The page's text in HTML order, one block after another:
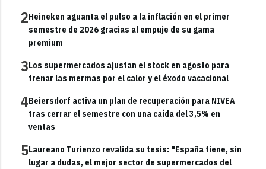
2Heineken aguanta el pulso a la inflación en el primer
semestre de 2026 gracias al empuje de su gama
premium
3Los supermercados ajustan el stock en agosto para
frenar las mermas por el calor y el éxodo vacacional
4Beiersdorf activa un plan de recuperación para NIVEA
tras cerrar el semestre con una caída del 3,5% en
ventas
5Laureano Turienzo revalida su tesis: "España tiene, sin
lugar a dudas, el mejor sector de supermercados del